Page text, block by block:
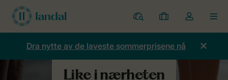
Parker
Mine
bestillinger
Toggle
the
my
Dra nytte av de laveste sommerprisene nå